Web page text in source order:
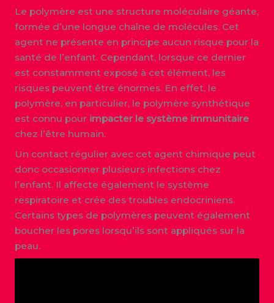
Le polymère est une structure moléculaire géante,
formée d’une longue chaîne de molécules. Cet
agent ne présente en principe aucun risque pour la
santé de l’enfant. Cependant, lorsque ce dernier
est constamment exposé à cet élément, les
risques peuvent être énormes. En effet, le
polymère, en particulier, le polymère synthétique
est connu pour impacter le système immunitaire
chez l’être humain.
Un contact régulier avec cet agent chimique peut
donc occasionner plusieurs infections chez
l’enfant. Il affecte également le système
respiratoire et crée des troubles endocriniens.
Certains types de polymères peuvent également
boucher les pores lorsqu’ils sont appliqués sur la
peau.